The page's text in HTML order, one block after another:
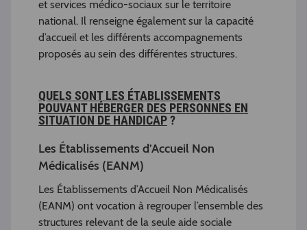
et services médico-sociaux sur le territoire
national. Il renseigne également sur la capacité
d’accueil et les différents accompagnements
proposés au sein des différentes structures.
QUELS SONT LES ÉTABLISSEMENTS
POUVANT HÉBERGER DES PERSONNES EN
SITUATION DE HANDICAP?
Les Établissements d’Accueil Non
Médicalisés (EANM)
Les Établissements d’Accueil Non Médicalisés
(EANM) ont vocation à regrouper l’ensemble des
structures relevant de la seule aide sociale